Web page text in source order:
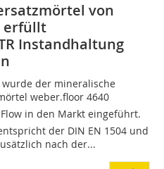
von
erfüllt
Instandhaltung
wurde der mineralische
weber.floor 4640
in den Markt eingeführt.
der DIN EN 1504 und
nach der...